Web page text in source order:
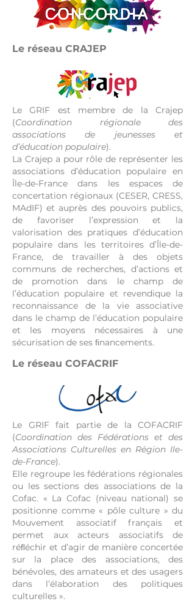
Le réseau CRAJEP
Le GRIF est membre de la Crajep
(Coordination régionale des
associations de jeunesses et
d’éducation populaire).
La Crajep a pour rôle de représenter les
associations d’éducation populaire en
Île-de-France dans les espaces de
concertation régionaux (CESER, CRESS,
MAdIF) et auprès des pouvoirs publics,
de favoriser l’expression et la
valorisation des pratiques d’éducation
populaire dans les territoires d’Île-de-
France, de travailler à des objets
communs de recherches, d’actions et
de promotion dans le champ de
l’éducation populaire et revendique la
reconnaissance de la vie associative
dans le champ de l’éducation populaire
et les moyens nécessaires à une
sécurisation de ses ﬁnancements.
Le réseau COFACRIF
Le GRIF fait partie de la COFACRIF
(Coordination des Fédérations et des
Associations Culturelles en Région Ile-
de-France).
Elle regroupe les fédérations régionales
ou les sections des associations de la
Cofac. « La Cofac (niveau national) se
positionne comme « pôle culture » du
Mouvement associatif français et
permet aux acteurs associatifs de
réﬂéchir et d’agir de manière concertée
sur la place des associations, des
bénévoles, des amateurs et des usagers
dans l’élaboration des politiques
culturelles ».